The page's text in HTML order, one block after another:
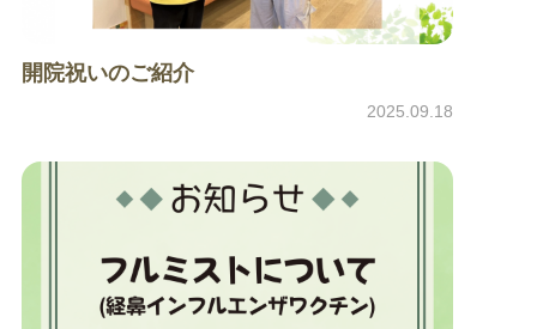
開院祝いのご紹介
2025.09.18